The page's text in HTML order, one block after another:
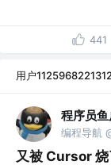
441
用户1125968221312
程序员
又被 Cursor 烧